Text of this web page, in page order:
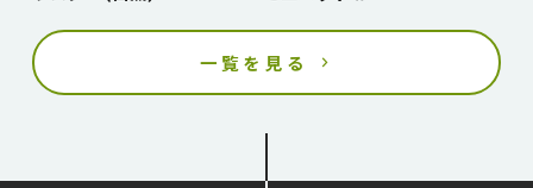
一覧を見る